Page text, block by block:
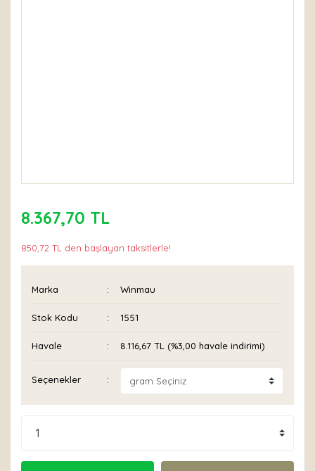
8.367,70 TL
850,72 TL den başlayan taksitlerle!
Marka Winmau
Stok Kodu 1551
Havale 8.116,67 TL (%3,00 havale indirimi)
Seçenekler